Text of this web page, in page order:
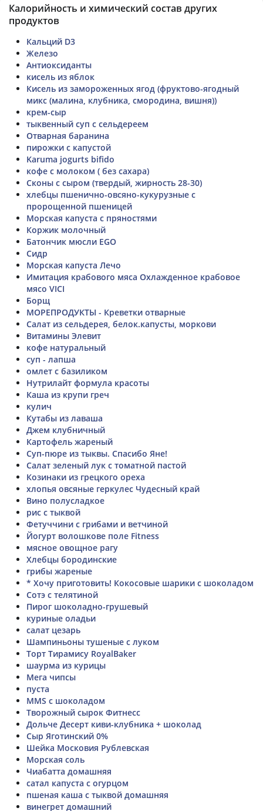
Калорийность и химический состав других
продуктов
Кальций D3
Железо
Антиоксиданты
кисель из яблок
Кисель из замороженных ягод (фруктово-ягодный
микс (малина, клубника, смородина, вишня))
крем-сыр
тыквенный суп с сельдереем
Отварная баранина
пирожки с капустой
Karuma jogurts bifido
кофе с молоком ( без сахара)
Сконы с сыром (твердый, жирность 28-30)
хлебцы пшенично-овсяно-кукурузные с
пророщенной пшеницей
Морская капуста с пряностями
Коржик молочный
Батончик мюсли EGO
Сидр
Морская капуста Лечо
Имитация крабового мяса Охлажденное крабовое
мясо VICI
Борщ
МОРЕПРОДУКТЫ - Креветки отварные
Салат из сельдерея, белок.капусты, моркови
Витамины Элевит
кофе натуральный
суп - лапша
омлет с базиликом
Нутрилайт формула красоты
Каша из крупи греч
кулич
Кутабы из лаваша
Джем клубничный
Картофель жареный
Суп-пюре из тыквы. Спасибо Яне!
Салат зеленый лук с томатной пастой
Козинаки из грецкого ореха
хлопья овсяные геркулес Чудесный край
Вино полусладкое
рис с тыквой
Фетуччини с грибами и ветчиной
Йогурт волошкове поле Fitness
мясное овощное рагу
Хлебцы бородинские
грибы жареные
* Хочу приготовить! Кокосовые шарики с шоколадом
Сотэ с телятиной
Пирог шоколадно-грушевый
куриные оладьи
салат цезарь
Шампиньоны тушеные с луком
Торт Тирамису RoyalBaker
шаурма из курицы
Мега чипсы
пуста
MMS с шоколадом
Творожный сырок Фитнесс
Дольче Десерт киви-клубника + шоколад
Сыр Яготинский 0%
Шейка Московия Рублевская
Морская соль
Чиабатта домашняя
сатал капуста с огурцом
пшеная каша с тыквой домашняя
винегрет домашний